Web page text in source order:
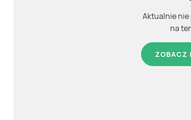
Aktualnie
na
ZOBACZ